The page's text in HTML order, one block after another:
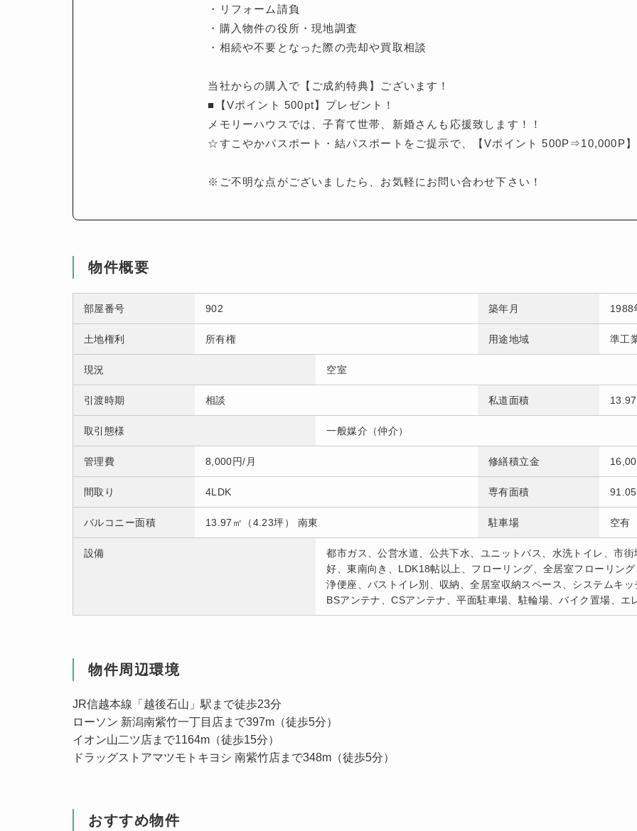
・リフォーム請負
・購入物件の役所・現地調査
・相続や不要となった際の売却や買取相談
当社からの購入で【ご成約特典】ございます！
■【Vポイント 500pt】プレゼント！
メモリーハウスでは、子育て世帯、新婚さんも応援致します！！
☆すこやかパスポート・結パスポートをご提示で、【Vポイント 500P⇒10,000P】
※ご不明な点がございましたら、お気軽にお問い合わせ下さい！
物件概要
部屋番号 902 築年月 1988
土地権利 所有権 用途地域 準工
現況 空室
引渡時期 相談 私道面積
取引態様 一般媒介（仲介）
管理費 8,000円/月 修繕積立金
間取り 4LDK 専有面積 91.05
バルコニー面積 13.97㎡（4.23坪） 南東 駐車場 空有
設備
都市ガス、公営水道、公共下水、ユニットバス、水洗トイレ、市
好、東南向き、LDK18帖以上、フローリング、全居室フローリン
浄便座、バストイレ別、収納、全居室収納スペース、システムキ
BSアンテナ、CSアンテナ、平面駐車場、駐輪場、バイク置場、
物件周辺環境
JR信越本線「越後石山」駅まで徒歩23分
ローソン 新潟南紫竹一丁目店まで397m（徒歩5分）
イオン山二ツ店まで1164m（徒歩15分）
ドラッグストアマツモトキヨシ 南紫竹店まで348m（徒歩5分）
おすすめ物件